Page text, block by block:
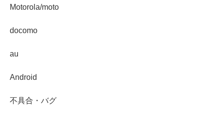
Motorola/moto
docomo
au
Android
不具合・バグ